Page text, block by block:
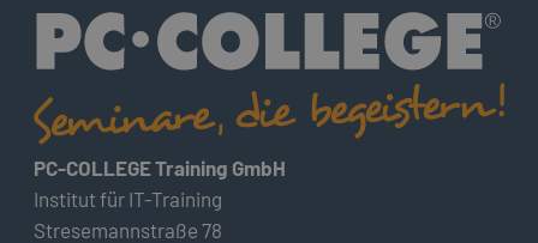
PC-COLLEGE Training GmbH
Institut für IT-Training
Stresemannstraße 78